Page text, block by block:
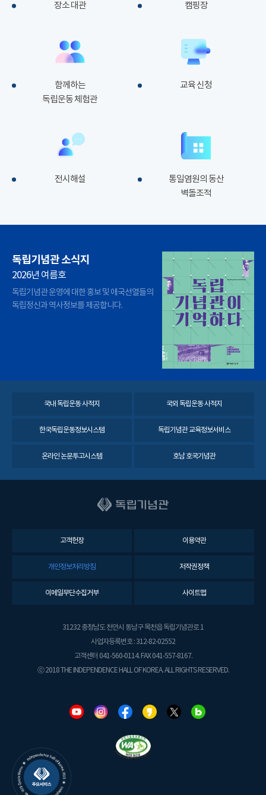
장소 대관 캠핑장
함께하는
독립운동 체험관
교육 신청
전시해설
통일염원의 동산
벽돌조적
독립기념관 소식지
2026년 여름호
독립기념관 운영에 대한 홍보 및 애국선열들의
독립정신과 역사정보를 제공합니다.
국내 독립운동 사적지 국외 독립운동 사적지
한국독립운동정보시스템 독립기념관 교육정보서비스
온라인 논문투고시스템 호남 호국기념관
고객헌장 이용약관
개인정보처리방침 저작권정책
이메일무단수집거부 사이트맵
31232 충청남도 천안시 동남구 목천읍 독립기념관로 1
사업자등록번호 : 312-82-02552
고객센터 041-560-0114. FAX 041-557-8167.
ⓒ 2018 THE INDEPENDENCE HALL OF KOREA. ALL RIGHTS RESERVED.